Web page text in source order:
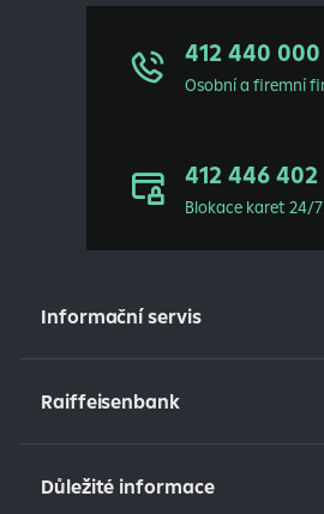
412 440 000
Osobní a firemní
412 446 402
Blokace karet 24/7
Informační servis
Raiffeisenbank
Důležité informace